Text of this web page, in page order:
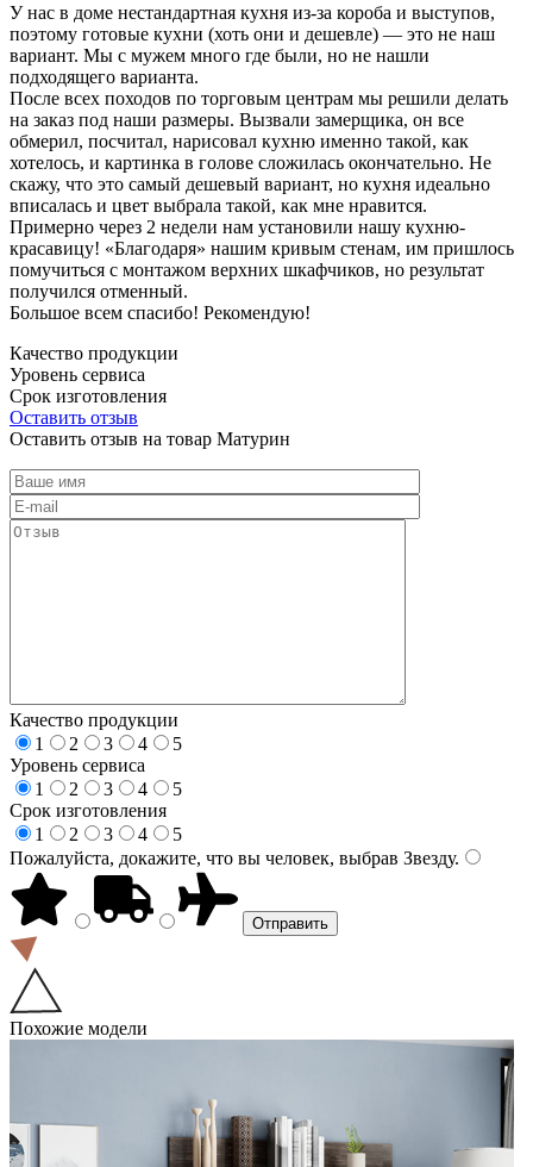
У нас в доме нестандартная кухня из-за короба и выступов,
поэтому готовые кухни (хоть они и дешевле) — это не наш
вариант. Мы с мужем много где были, но не нашли
подходящего варианта.
После всех походов по торговым центрам мы решили делать
на заказ под наши размеры. Вызвали замерщика, он все
обмерил, посчитал, нарисовал кухню именно такой, как
хотелось, и картинка в голове сложилась окончательно. Не
скажу, что это самый дешевый вариант, но кухня идеально
вписалась и цвет выбрала такой, как мне нравится.
Примерно через 2 недели нам установили нашу кухню-
красавицу! «Благодаря» нашим кривым стенам, им пришлось
помучиться с монтажом верхних шкафчиков, но результат
получился отменный.
Большое всем спасибо! Рекомендую!
Качество продукции
Уровень сервиса
Срок изготовления
Оставить отзыв
Оставить отзыв на товар Матурин
Качество продукции
1
2 3 4
5
Уровень сервиса
1
2 3 4
5
Срок изготовления
1
2 3 4
5
Пожалуйста, докажите, что вы человек, выбрав Звезду.
Похожие модели